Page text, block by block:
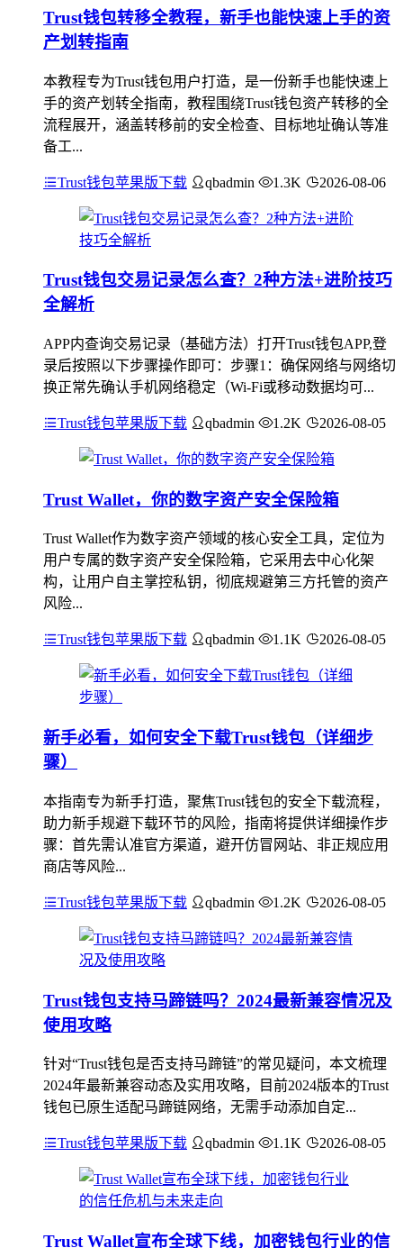
Trust钱包转移全教程，新手也能快速上手的资
产划转指南
本教程专为Trust钱包用户打造，是一份新手也能快速上
手的资产划转全指南，教程围绕Trust钱包资产转移的全
流程展开，涵盖转移前的安全检查、目标地址确认等准
备工...
Trust钱包苹果版下载 qbadmin 1.3K 2026-08-06
Trust钱包交易记录怎么查？2种方法+进阶技巧
全解析
APP内查询交易记录（基础方法）打开Trust钱包APP,登
录后按照以下步骤操作即可：步骤1：确保网络与网络切
换正常先确认手机网络稳定（Wi-Fi或移动数据均可...
Trust钱包苹果版下载 qbadmin 1.2K 2026-08-05
Trust Wallet，你的数字资产安全保险箱
Trust Wallet作为数字资产领域的核心安全工具，定位为
用户专属的数字资产安全保险箱，它采用去中心化架
构，让用户自主掌控私钥，彻底规避第三方托管的资产
风险...
Trust钱包苹果版下载 qbadmin 1.1K 2026-08-05
新手必看，如何安全下载Trust钱包（详细步
骤）
本指南专为新手打造，聚焦Trust钱包的安全下载流程，
助力新手规避下载环节的风险，指南将提供详细操作步
骤：首先需认准官方渠道，避开仿冒网站、非正规应用
商店等风险...
Trust钱包苹果版下载 qbadmin 1.2K 2026-08-05
Trust钱包支持马蹄链吗？2024最新兼容情况及
使用攻略
针对“Trust钱包是否支持马蹄链”的常见疑问，本文梳理
2024年最新兼容动态及实用攻略，目前2024版本的Trust
钱包已原生适配马蹄链网络，无需手动添加自定...
Trust钱包苹果版下载 qbadmin 1.1K 2026-08-05
Trust Wallet宣布全球下线，加密钱包行业的信